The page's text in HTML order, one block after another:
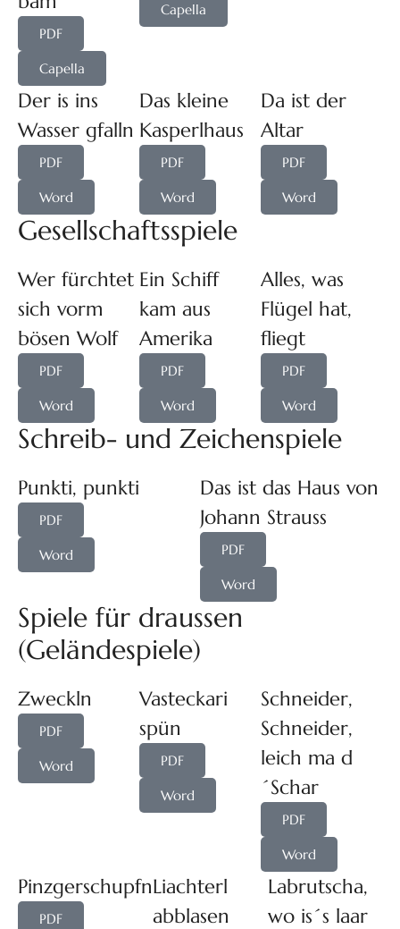
PDF
Capella
Capella
Der is ins
Wasser gfalln
PDF
Word
Das kleine
Kasperlhaus
PDF
Word
Da ist der
Altar
PDF
Word
Gesellschaftsspiele
Wer fürchtet
sich vorm
bösen Wolf
PDF
Word
Ein Schiff
kam aus
Amerika
PDF
Word
Alles, was
Flügel hat,
fliegt
PDF
Word
Schreib- und Zeichenspiele
Punkti, punkti
PDF
Word
Das ist das Haus von
Johann Strauss
PDF
Word
Spiele für draussen
(Geländespiele)
Zweckln
PDF
Word
Vasteckari
spün
PDF
Word
Schneider,
Schneider,
leich ma d
´Schar
PDF
Word
Pinzgerschupfn
PDF
Liachterl
abblasen
Labrutscha,
wo is´s laar